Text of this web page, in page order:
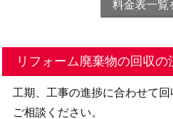
料金表一覧
リフォーム廃棄物の回収の
工期、工事の進捗に合わせて
ご相談ください。